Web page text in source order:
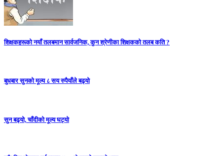
शिक्षकहरूको नयाँ तलबमान सार्वजनिक, कुन श्रेणीका शिक्षकको तलब कति ?
बुधबार सुनको मूल्य ८ सय रुपैयाँले बढ्यो
सुन बढ्यो, चाँदीको मूल्य घट्यो